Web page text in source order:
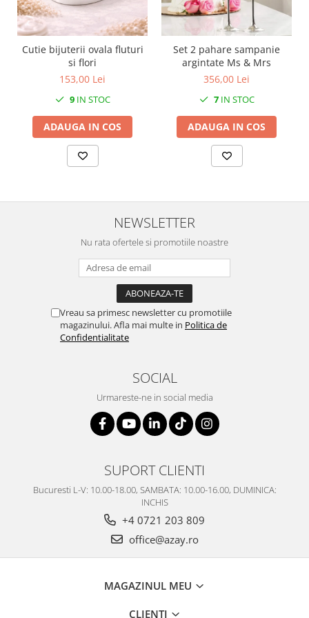
SERENDIPITY WHITE
FLOWER FESTIVAL BLUE
LOVE BIRDS
CHIQUE VERDE
CHIQUE ROZ
CHIQUE STRIPES VERDE
Renaissance Grey
CHIQUE STRIPES GALBEN
Cutie bijuterii ovala fluturi
si flori
153,00 Lei
9IN STOC
ADAUGA IN COS
Set 2 pahare sampanie
argintate Ms & Mrs
356,00 Lei
7IN STOC
ADAUGA IN COS
NEWSLETTER
Nu rata ofertele si promotiile noastre
Vreau sa primesc newsletter cu promotiile
magazinului. Afla mai multe in Politica de
Confidentialitate
SOCIAL
Urmareste-ne in social media
SUPORT CLIENTI
Bucuresti L-V: 10.00-18.00, SAMBATA: 10.00-16.00, DUMINICA:
INCHIS
+4 0721 203 809
office@azay.ro
MAGAZINUL MEU
CLIENTI